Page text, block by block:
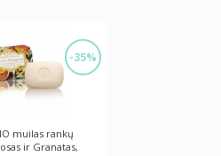
-35%
muilas rankų
ir Granatas,